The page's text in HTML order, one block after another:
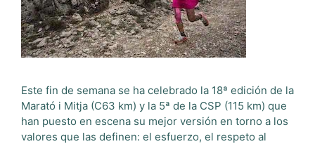
Este fin de semana se ha celebrado la 18ª edición de la
Marató i Mitja (C63 km) y la 5ª de la CSP (115 km) que
han puesto en escena su mejor versión en torno a los
valores que las definen: el esfuerzo, el respeto al